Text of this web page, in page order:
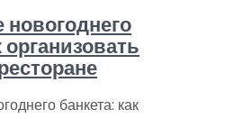
организовать
банкета: как